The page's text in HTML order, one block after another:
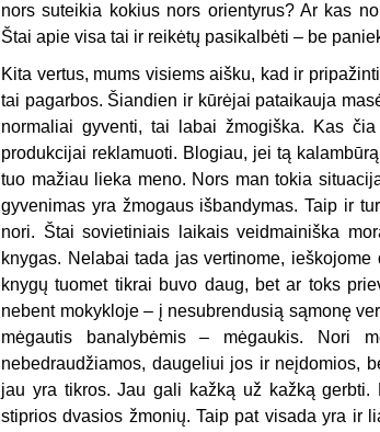
nors suteikia kokius nors orientyrus? Ar kas
Štai apie visa tai ir reikėtų pasikalbėti – be
Kita vertus, mums visiems aišku, kad ir
tai pagarbos. Šiandien ir kūrėjai pataikauja
normaliai gyventi, tai labai žmogiška. Kas
produkcijai reklamuoti. Blogiau, jei tą
tuo mažiau lieka meno. Nors man tokia
gyvenimas yra žmogaus išbandymas. Taip ir
nori. Štai sovietiniais laikais veidmainiška
knygas. Nelabai tada jas vertinome,
knygų tuomet tikrai buvo daug, bet ar toks
nebent mokykloje – į nesubrendusią sąmonę
mėgautis banalybėmis – mėgaukis. Nori
nebedraudžiamos, daugeliui jos ir neįdomios,
jau yra tikros. Jau gali kažką už kažką
stiprios dvasios žmonių. Taip pat visada yra ir